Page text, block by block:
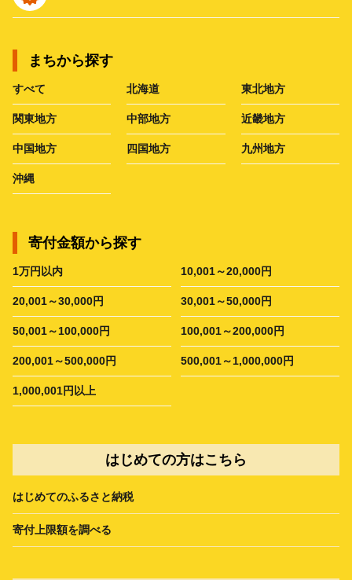
まちから探す
すべて 北海道 東北地方
関東地方 中部地方 近畿地方
中国地方 四国地方 九州地方
沖縄
寄付金額から探す
1万円以内 10,001～20,000円
20,001～30,000円 30,001～50,000円
50,001～100,000円 100,001～200,000円
200,001～500,000円 500,001～1,000,000円
1,000,001円以上
はじめての方はこちら
はじめてのふるさと納税
寄付上限額を調べる